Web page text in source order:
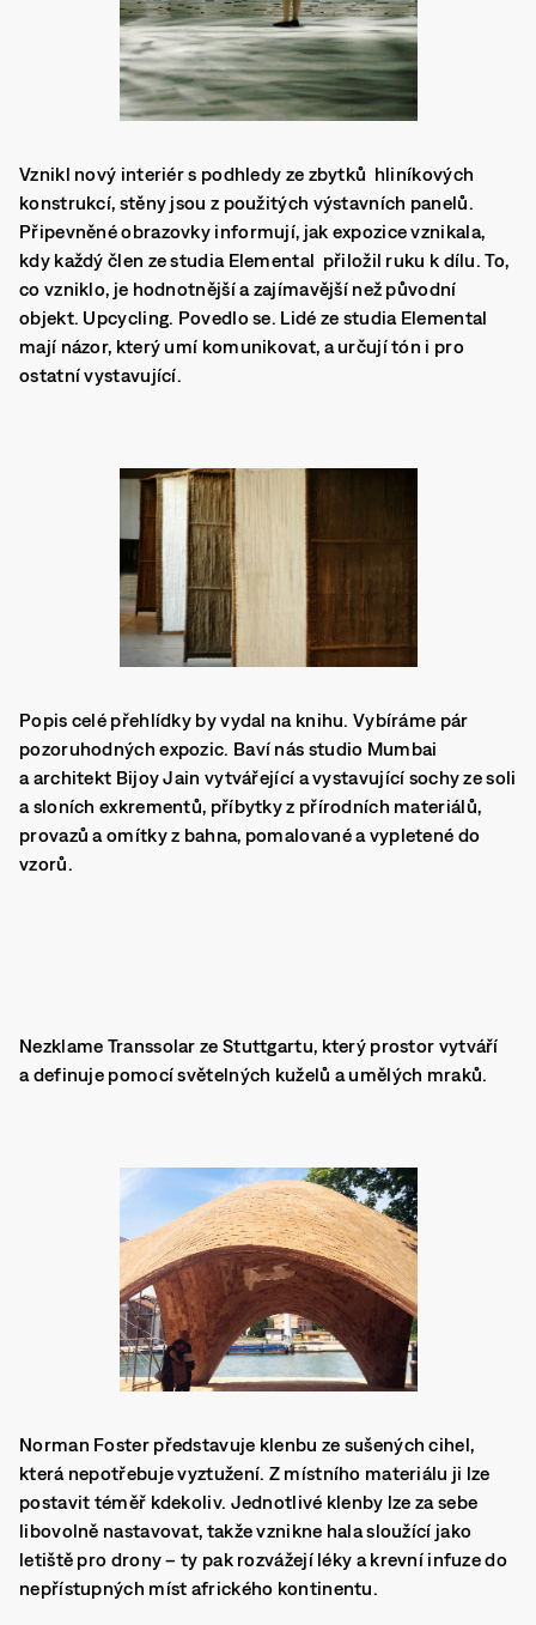
Vznikl nový interiér s podhledy ze zbytků hliníkových
konstrukcí, stěny jsou z použitých výstavních panelů.
Připevněné obrazovky informují, jak expozice vznikala,
kdy každý člen ze studia Elemental přiložil ruku k dílu. To,
co vzniklo, je hodnotnější a zajímavější než původní
objekt. Upcycling. Povedlo se. Lidé ze studia Elemental
mají názor, který umí komunikovat, a určují tón i pro
ostatní vystavující.
Popis celé přehlídky by vydal na knihu. Vybíráme pár
pozoruhodných expozic. Baví nás studio Mumbai
a architekt Bijoy Jain vytvářející a vystavující sochy ze soli
a sloních exkrementů, příbytky z přírodních materiálů,
provazů a omítky z bahna, pomalované a vypletené do
vzorů.
Nezklame Transsolar ze Stuttgartu, který prostor vytváří
a definuje pomocí světelných kuželů a umělých mraků.
Norman Foster představuje klenbu ze sušených cihel,
která nepotřebuje vyztužení. Z místního materiálu ji lze
postavit téměř kdekoliv. Jednotlivé klenby lze za sebe
libovolně nastavovat, takže vznikne hala sloužící jako
letiště pro drony – ty pak rozvážejí léky a krevní infuze do
nepřístupných míst afrického kontinentu.